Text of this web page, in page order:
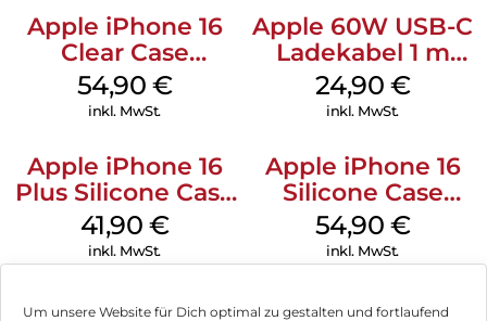
Um unsere Website für Dich optimal zu gestalten und fortlaufend
Apple iPhone 16
Clear Case
MagSafe
Transparent
54,90 €
inkl. MwSt.
Apple 60W USB-C
Ladekabel 1 m
Weiß
24,90 €
inkl. MwSt.
Apple iPhone 16
Plus Silicone Case
MagSafe Stone
Gray
41,90 €
inkl. MwSt.
Apple iPhone 16
Silicone Case
MagSafe Lake
Green
54,90 €
inkl. MwSt.